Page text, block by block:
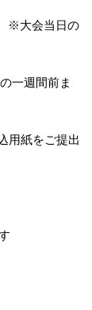
※大会当日の
一週間前ま
用紙をご提出